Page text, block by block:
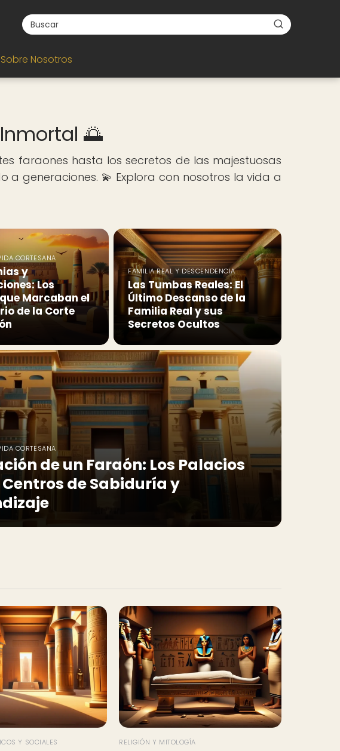
Sobre Nosotros
🌅
faraones hasta los secretos de las majestuosas
generaciones. 💫 Explora con nosotros la vida a
CORTESANA
y
Los
Marcaban el
de la Corte
FAMILIA REAL Y DESCENDENCIA
Las Tumbas Reales: El
Último Descanso de la
Familia Real y sus
Secretos Ocultos
CORTESANA
de un Faraón: Los Palacios
de Sabiduría y
Y SOCIALES RELIGIÓN Y MITOLOGÍA